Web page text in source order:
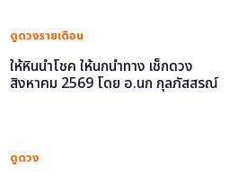
ดูดวงรายเดือน
ให้หินนำโชค ให้นกนำทาง เช็กดวง
สิงหาคม 2569 โดย อ.นก กุลภัสสรณ์
ดูดวง